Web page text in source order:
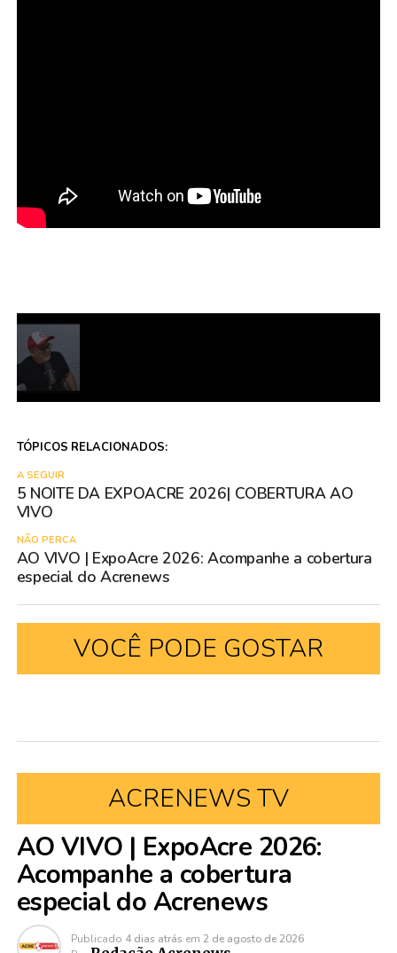
TÓPICOS RELACIONADOS:
A SEGUIR
5 NOITE DA EXPOACRE 2026| COBERTURA AO
VIVO
NÃO PERCA
AO VIVO | ExpoAcre 2026: Acompanhe a cobertura
especial do Acrenews
VOCÊ PODE GOSTAR
ACRENEWS TV
AO VIVO | ExpoAcre 2026:
Acompanhe a cobertura
especial do Acrenews
Publicado 4 dias atrás em 2 de agosto de 2026